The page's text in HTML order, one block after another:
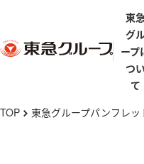
メ
東急
グ
ープ
つい
て
TOP chevron_right 東急グループパンフレッ